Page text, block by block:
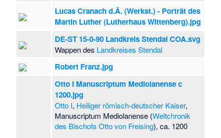
Zießau·
Kriegerdenkmal
Zäckwar
· Krumker
Holz und Wälder
östlich Drüsedau
n bei Hettstedt·
n bei
Klostermansfeld·
Kuxwinkel·
Lucas Cranach d.Ä. (Werkst.) - Porträt des
Martin Luther (Lutherhaus Wittenberg).jpg
DE-ST 15-0-90 Landkreis Stendal COA.svg
Wappen des Landkreises Stendal
Robert Franz.jpg
Otto I Manuscriptum Mediolanense c
1200.jpg
Otto I, Heiliger römisch-deutscher Kaiser,
Manuscriptum Mediolanense (Weltchronik
des Bischofs Otto von Freising), ca. 1200